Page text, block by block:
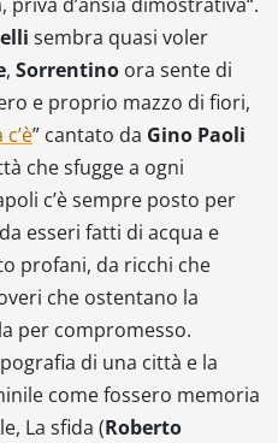
sembra quasi voler
, Sorrentino ora sente di
e proprio mazzo di fiori,
” cantato da Gino Paoli
che sfugge a ogni
c’è sempre posto per
esseri fatti di acqua e
profani, da ricchi che
che ostentano la
per compromesso.
di una città e la
come fossero memoria
, La sfida (Roberto